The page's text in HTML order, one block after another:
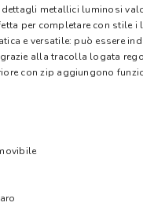
metallici luminosi
per completare con stile
e versatile: può essere
alla tracolla logata
con zip aggiungono